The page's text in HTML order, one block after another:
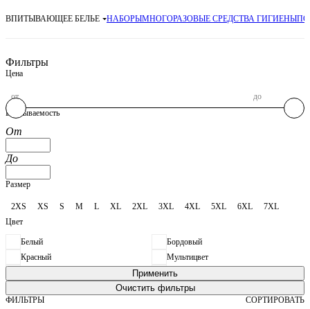
ВПИТЫВАЮЩЕЕ БЕЛЬЕ НАБОРЫМНОГОРАЗОВЫЕ СРЕДСТВА ГИГИЕНЫ
Фильтры
Цена
от
до
Впитываемость
От
До
Размер
2XS XS S M L XL 2XL 3XL 4XL 5XL 6XL
7XL
Цвет
Белый
Бордовый
Красный
Мультицвет
Фиолетовый
ФИЛЬТРЫ
СОРТИРОВАТЬ